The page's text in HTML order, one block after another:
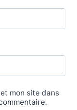
mon site dans